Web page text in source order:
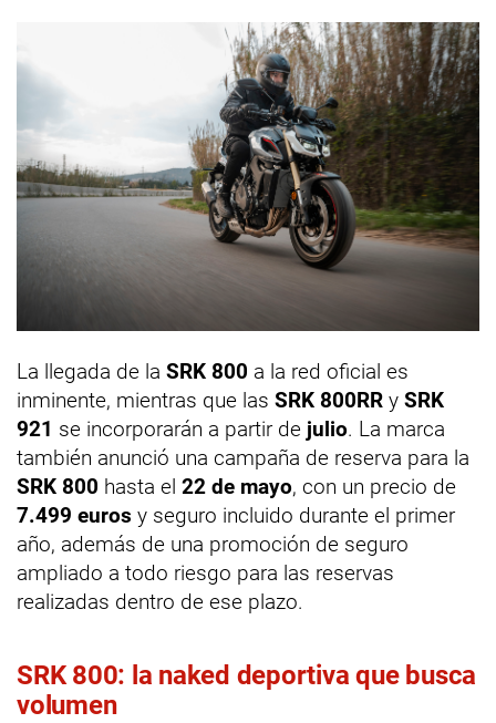
La llegada de la SRK 800 a la red oficial es
inminente, mientras que las SRK 800RR y SRK
921 se incorporarán a partir de julio. La marca
también anunció una campaña de reserva para la
SRK 800 hasta el 22 de mayo, con un precio de
7.499 euros y seguro incluido durante el primer
año, además de una promoción de seguro
ampliado a todo riesgo para las reservas
realizadas dentro de ese plazo.
SRK 800: la naked deportiva que busca
volumen